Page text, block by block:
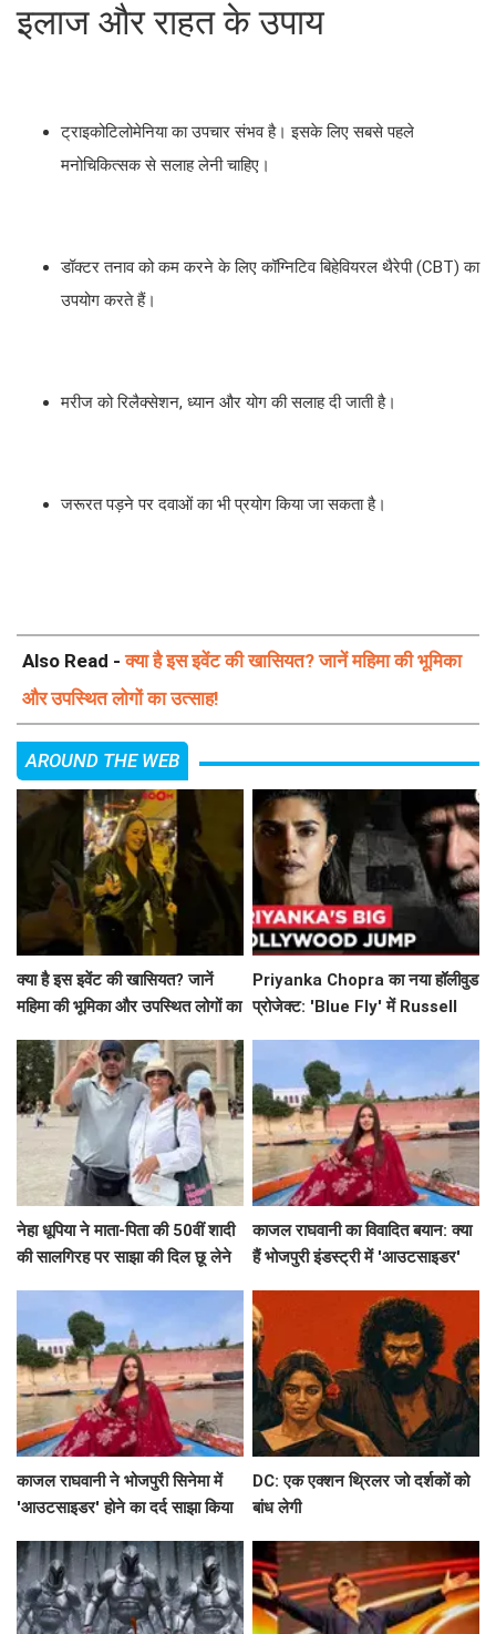
इलाज और राहत के उपाय
ट्राइकोटिलोमेनिया का उपचार संभव है। इसके लिए सबसे पहले
मनोचिकित्सक से सलाह लेनी चाहिए।
डॉक्टर तनाव को कम करने के लिए कॉग्निटिव बिहेवियरल थैरेपी (CBT) का
उपयोग करते हैं।
मरीज को रिलैक्सेशन, ध्यान और योग की सलाह दी जाती है।
जरूरत पड़ने पर दवाओं का भी प्रयोग किया जा सकता है।
Also Read -क्या है इस इवेंट की खासियत? जानें महिमा की भूमिका
और उपस्थित लोगों का उत्साह!
AROUND THE WEB
क्या है इस इवेंट की खासियत? जानें
महिमा की भूमिका और उपस्थित लोगों का
Priyanka Chopra का नया हॉलीवुड
प्रोजेक्ट: 'Blue Fly' में Russell
नेहा धूपिया ने माता-पिता की 50वीं शादी
की सालगिरह पर साझा की दिल छू लेने
काजल राघवानी का विवादित बयान: क्या
हैं भोजपुरी इंडस्ट्री में 'आउटसाइडर'
काजल राघवानी ने भोजपुरी सिनेमा में
'आउटसाइडर' होने का दर्द साझा किया
DC: एक एक्शन थ्रिलर जो दर्शकों को
बांध लेगी